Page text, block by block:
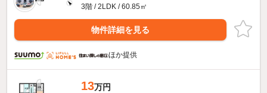
3階 / 2LDK / 60.85㎡
物件詳細を見る
ほか提供
13万円